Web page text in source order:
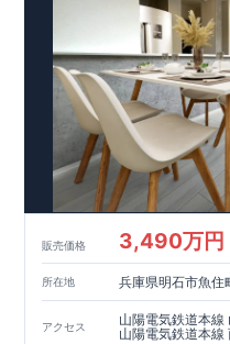
販売価格 3,490万円
所在地 兵庫県明石市魚住
アクセス
山陽電気鉄道本線
山陽電気鉄道本線